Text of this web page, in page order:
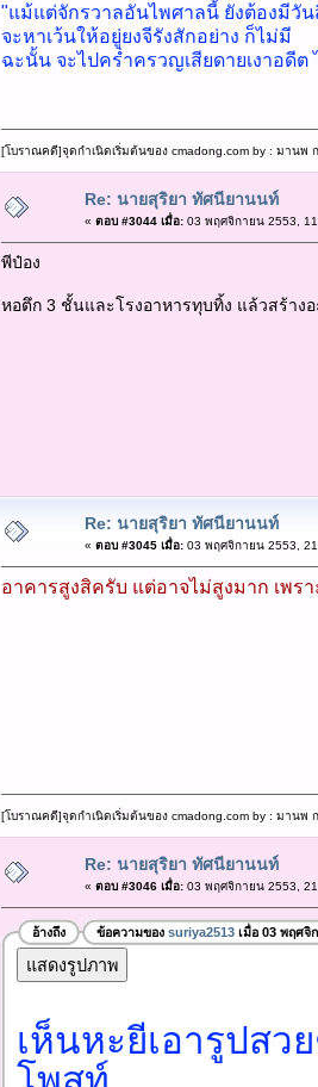
"แม้แต่จักรวาลอันไพศาลนี้ ยังต้องมีวั
จะหาเว้นให้อยู่ยงจีรังสักอย่าง ก็ไม่มี
ฉะนั้น จะไปคร่ำครวญเสียดายเงาอดีต
[โบราณคดี]จุดกำเนิดเริ่มต้นของ cmadong.com by : มานพ
Re: นายสุริยา ทัศนียานนท์
« ตอบ #3044 เมื่อ:03 พฤศจิกายน 2553,
พีป๋อง
หอตึก 3 ชั้นและโรงอาหารทุบทิ้ง แล้วสร้าง
Re: นายสุริยา ทัศนียานนท์
« ตอบ #3045 เมื่อ:03 พฤศจิกายน 2553,
อาคารสูงสิครับ แต่อาจไม่สูงมาก เพร
[โบราณคดี]จุดกำเนิดเริ่มต้นของ cmadong.com by : มานพ
Re: นายสุริยา ทัศนียานนท์
« ตอบ #3046 เมื่อ:03 พฤศจิกายน 2553,
อ้างถึง ข้อความของ suriya2513เมื่อ 03 พฤศจิ
เห็นหะยีเอารูปสว